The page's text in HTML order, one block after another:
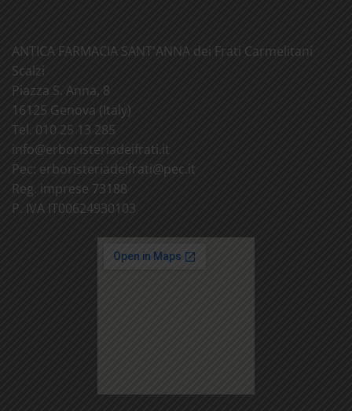
ANTICA FARMACIA SANT'ANNA dei Frati Carmelitani
Scalzi
Piazza S. Anna, 8
16125 Genova (Italy)
Tel. 010 25 13 285
info@erboristeriadeifrati.it
Pec: erboristeriadeifrati@pec.it
Reg. imprese 73188
P. IVA IT00624930103